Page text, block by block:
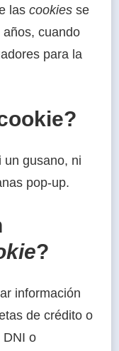
las cookies se
cuando
para la
un gusano, ni
pop-up.
?
información
de crédito o
DNI o